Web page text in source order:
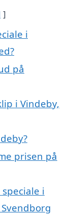
i
på
i Vindeby,
prisen på
i